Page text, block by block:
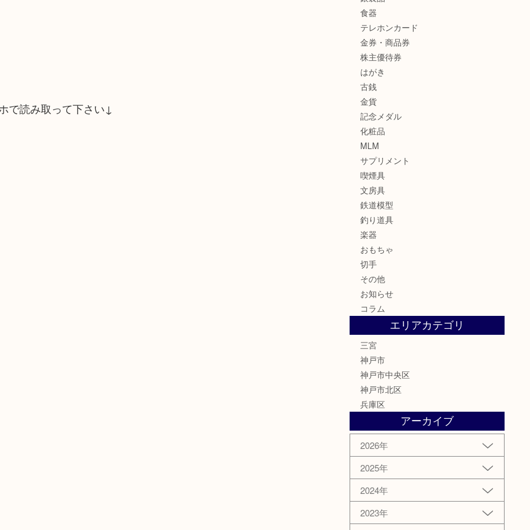
で読み取って下さい↓
食器
テレホンカード
金券・商品券
株主優待券
はがき
古銭
金貨
記念メダル
化粧品
MLM
サプリメント
喫煙具
文房具
鉄道模型
釣り道具
楽器
おもちゃ
切手
その他
お知らせ
コラム
エリアカテゴリ
三宮
神戸市
神戸市中央区
神戸市北区
兵庫区
アーカイブ
2026年
2025年
2024年
2023年